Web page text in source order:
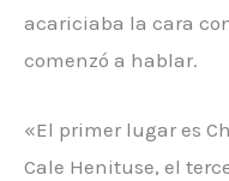
acariciaba la cara
comenzó a hablar.
«El primer lugar es
Cale Henituse, el